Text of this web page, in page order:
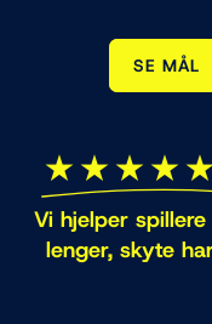
SE MÅL
✭ ✭ ✭ ✭ ✭
Vi hjelper
lenger, skyte